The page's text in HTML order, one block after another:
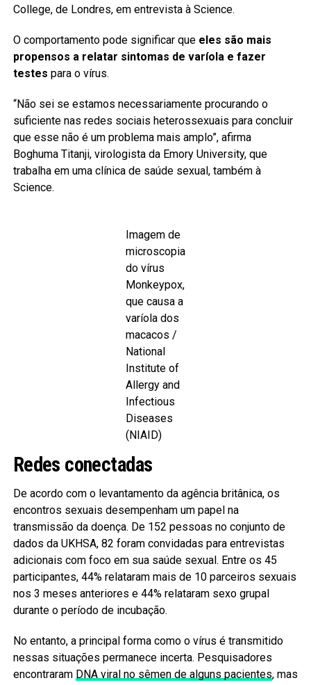
College, de Londres, em entrevista à Science.
O comportamento pode significar que eles são mais
propensos a relatar sintomas de varíola e fazer
testes para o vírus.
“Não sei se estamos necessariamente procurando o
suficiente nas redes sociais heterossexuais para concluir
que esse não é um problema mais amplo”, afirma
Boghuma Titanji, virologista da Emory University, que
trabalha em uma clínica de saúde sexual, também à
Science.
Imagem de
microscopia
do vírus
Monkeypox,
que causa a
varíola dos
macacos /
National
Institute of
Allergy and
Infectious
Diseases
(NIAID)
Redes conectadas
De acordo com o levantamento da agência britânica, os
encontros sexuais desempenham um papel na
transmissão da doença. De 152 pessoas no conjunto de
dados da UKHSA, 82 foram convidadas para entrevistas
adicionais com foco em sua saúde sexual. Entre os 45
participantes, 44% relataram mais de 10 parceiros sexuais
nos 3 meses anteriores e 44% relataram sexo grupal
durante o período de incubação.
No entanto, a principal forma como o vírus é transmitido
nessas situações permanece incerta. Pesquisadores
encontraram DNA viral no sêmen de alguns pacientes, mas